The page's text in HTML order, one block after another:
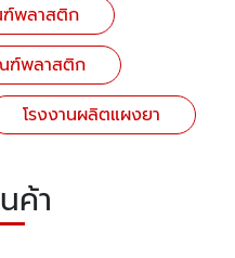
พลาสติก
ฑ์พลาสติก
โรงงานผลิตแผงยา
ค้า